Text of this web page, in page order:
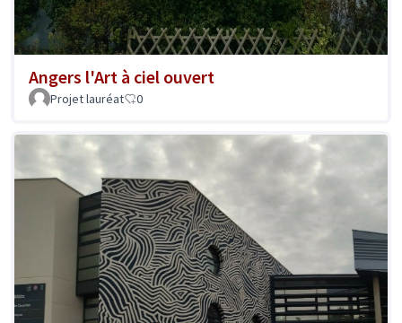
Angers l'Art à ciel ouvert
Projet lauréat 0